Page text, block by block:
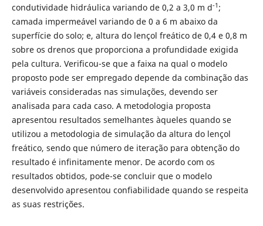
condutividade hidráulica variando de 0,2 a 3,0 m d-1 ;
camada impermeável variando de 0 a 6 m abaixo da
superfície do solo; e, altura do lençol freático de 0,4 e 0,8 m
sobre os drenos que proporciona a profundidade exigida
pela cultura. Verificou-se que a faixa na qual o modelo
proposto pode ser empregado depende da combinação das
variáveis consideradas nas simulações, devendo ser
analisada para cada caso. A metodologia proposta
apresentou resultados semelhantes àqueles quando se
utilizou a metodologia de simulação da altura do lençol
freático, sendo que número de iteração para obtenção do
resultado é infinitamente menor. De acordo com os
resultados obtidos, pode-se concluir que o modelo
desenvolvido apresentou confiabilidade quando se respeita
as suas restrições.